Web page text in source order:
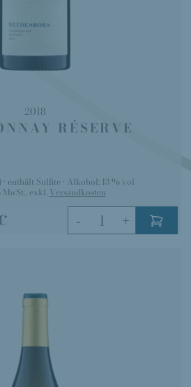
2018
RÉSERVE
enthält Sulfite Alkohol: 13 % vol
, exkl. Versandkosten
- +